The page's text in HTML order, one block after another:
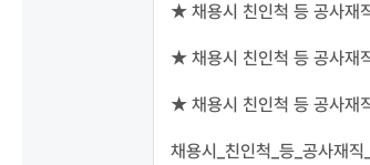
★ 채용시 친인척 등 공사재
★ 채용시 친인척 등 공사재
★ 채용시 친인척 등 공사재
채용시_친인척_등_공사재